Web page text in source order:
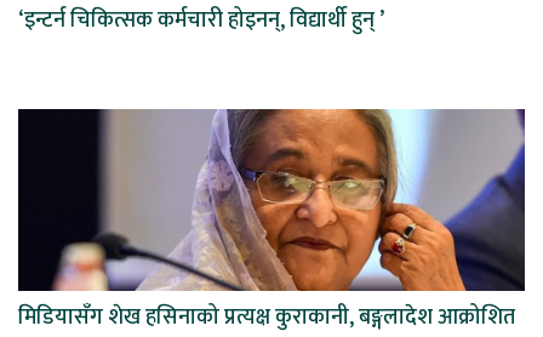
‘इन्टर्न चिकित्सक कर्मचारी होइनन्, विद्यार्थी हुन् ’
मिडियासँग शेख हसिनाको प्रत्यक्ष कुराकानी, बङ्गलादेश आक्रोशित